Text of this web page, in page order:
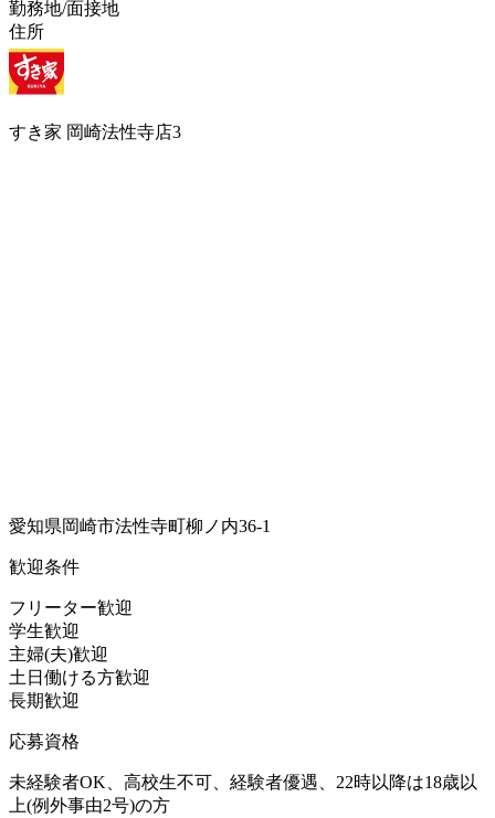
勤務地/面接地
住所
すき家 岡崎法性寺店3
愛知県岡崎市法性寺町柳ノ内36-1
歓迎条件
フリーター歓迎
学生歓迎
主婦(夫)歓迎
土日働ける方歓迎
長期歓迎
応募資格
未経験者OK、高校生不可、経験者優遇、22時以降は18歳以
上(例外事由2号)の方